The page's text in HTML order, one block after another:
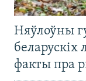
Няўлоўны
беларускіх
факты пра